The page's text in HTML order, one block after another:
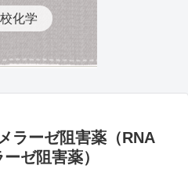
化学
ラーゼ阻害薬（RNA
ゼ阻害薬）